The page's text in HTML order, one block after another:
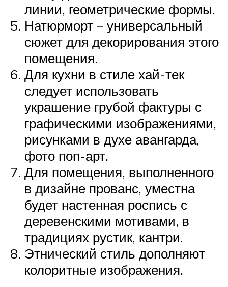
линии, геометрические формы.
Натюрморт – универсальный
сюжет для декорирования этого
помещения.
Для кухни в стиле хай-тек
следует использовать
украшение грубой фактуры с
графическими изображениями,
рисунками в духе авангарда,
фото поп-арт.
Для помещения, выполненного
в дизайне прованс, уместна
будет настенная роспись с
деревенскими мотивами, в
традициях рустик, кантри.
Этнический стиль дополняют
колоритные изображения.